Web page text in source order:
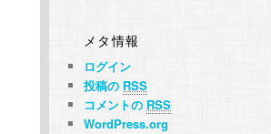
メタ情報
ログイン
投稿の RSS
コメントの RSS
WordPress.org